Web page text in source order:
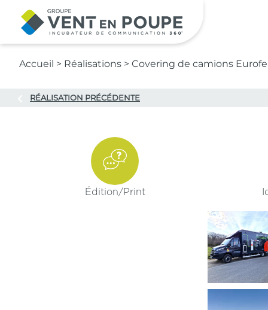
Accueil > Réalisations > Covering de camions
RÉALISATION PRÉCÉDENTE
Édition/Print